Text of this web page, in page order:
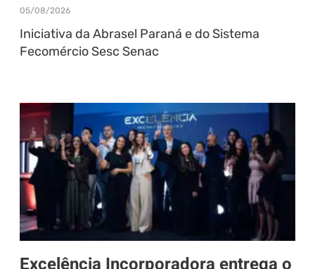
05/08/2026
Iniciativa da Abrasel Paraná e do Sistema
Fecomércio Sesc Senac